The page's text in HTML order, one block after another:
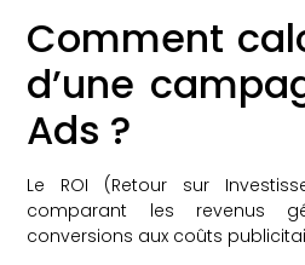
Comment
d’une
Ads ?
Le ROI (Retour sur
comparant les revenus
conversions aux coûts